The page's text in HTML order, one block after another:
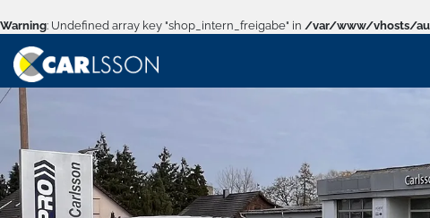
Warning: Undefined array key "shop_intern_freigabe" in /var/www/vhosts/